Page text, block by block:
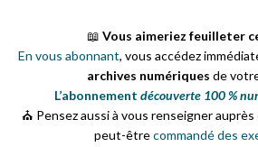
📖 Vous aimeriez feuilleter
En vous abonnant, vous accédez
archives numériques de
L’abonnement découverte 100 %
⛪ Pensez aussi à vous renseigner
peut-êtrecommandé des